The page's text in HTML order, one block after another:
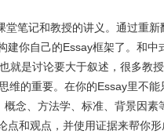
笔记和教授的讲义。通过重新
建你自己的Essay框架了。和中
就是讨论要大于叙述，很多教
维的重要。在你的Essay里不能
念、方法学、标准、背景因素
点和观点，并使用证据来帮你形